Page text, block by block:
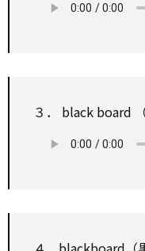
３． black board